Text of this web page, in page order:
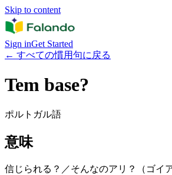
Skip to content
Sign inGet Started
← すべての慣用句に戻る
Tem base?
ポルトガル語
意味
信じられる？／そんなのアリ？（ゴイ